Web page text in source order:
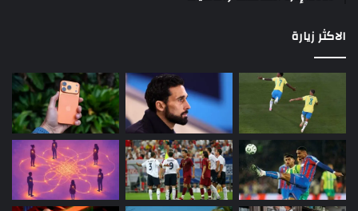
الاكثر زيارة